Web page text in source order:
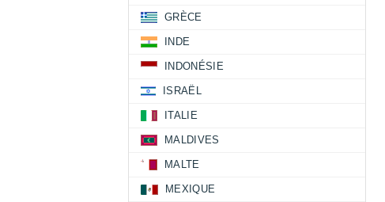
GRÈCE
INDE
INDONÉSIE
ISRAËL
ITALIE
MALDIVES
MALTE
MEXIQUE